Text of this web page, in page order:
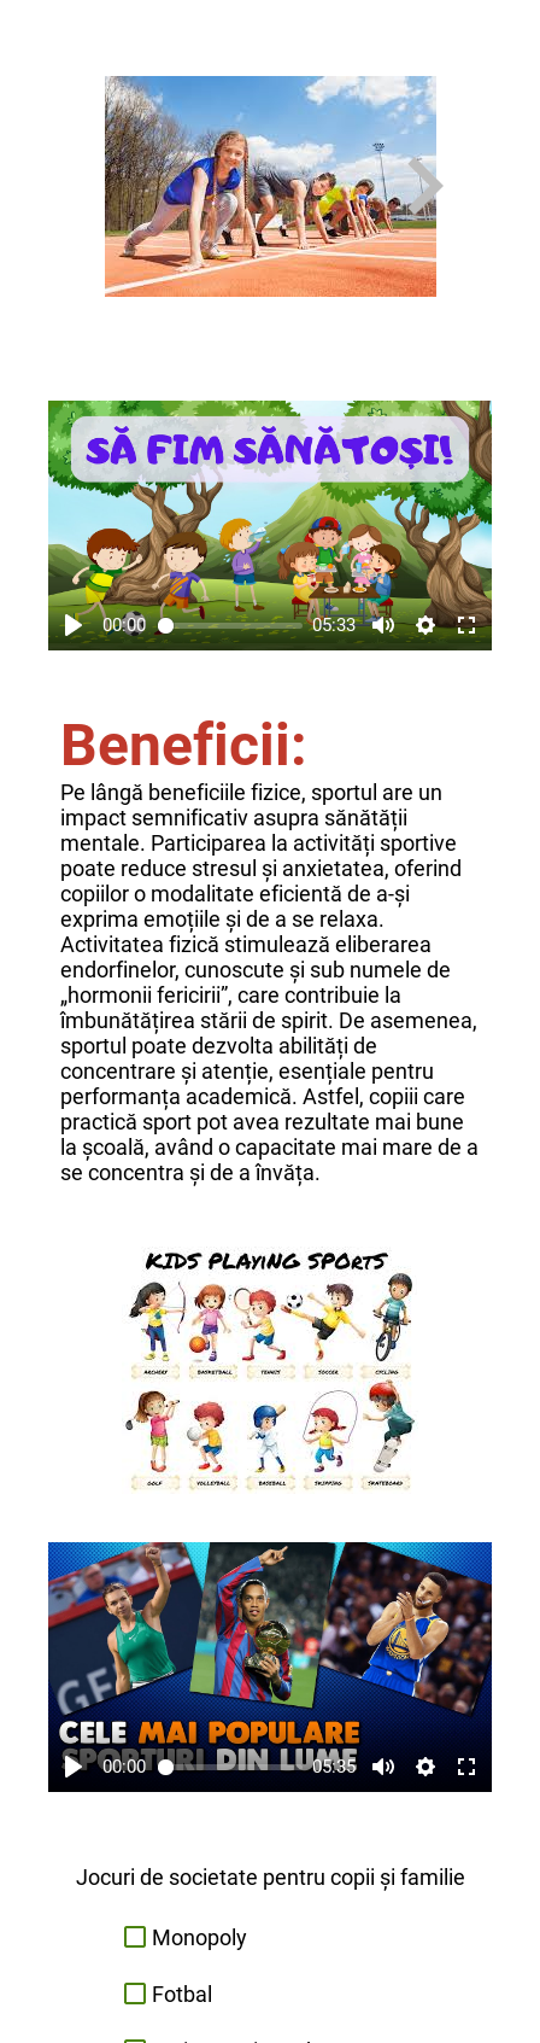
00:00 05:33
Beneficii:
Pe lângă beneficiile fizice, sportul are un
impact semnificativ asupra sănătății
mentale. Participarea la activități sportive
poate reduce stresul și anxietatea, oferind
copiilor o modalitate eficientă de a-și
exprima emoțiile și de a se relaxa.
Activitatea fizică stimulează eliberarea
endorfinelor, cunoscute și sub numele de
„hormonii fericirii”, care contribuie la
îmbunătățirea stării de spirit. De asemenea,
sportul poate dezvolta abilități de
concentrare și atenție, esențiale pentru
performanța academică. Astfel, copiii care
practică sport pot avea rezultate mai bune
la școală, având o capacitate mai mare de a
se concentra și de a învăța.
00:00 05:35
Jocuri de societate pentru copii și familie
Monopoly
Fotbal